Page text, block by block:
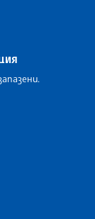
News Agencies